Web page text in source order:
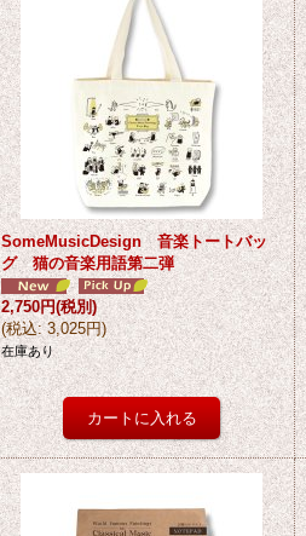
SomeMusicDesign 音楽トートバッ
グ 猫の音楽用語第二弾
2,750円(税別)
(税込: 3,025円)
在庫あり